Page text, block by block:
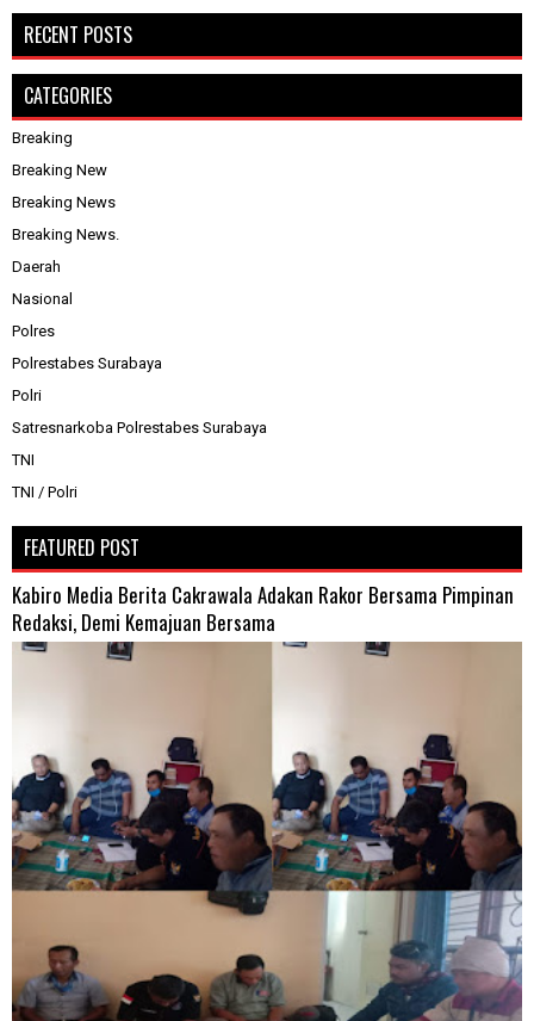
RECENT POSTS
CATEGORIES
Breaking
Breaking New
Breaking News
Breaking News.
Daerah
Nasional
Polres
Polrestabes Surabaya
Polri
Satresnarkoba Polrestabes Surabaya
TNI
TNI / Polri
FEATURED POST
Kabiro Media Berita Cakrawala Adakan Rakor Bersama Pimpinan
Redaksi, Demi Kemajuan Bersama